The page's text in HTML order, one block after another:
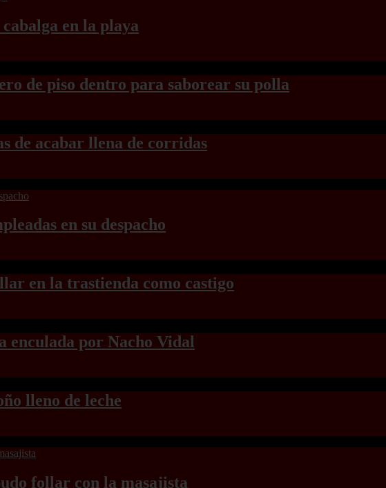
en la playa
de piso dentro para saborear su polla
de acabar llena de corridas
en su despacho
en la trastienda como castigo
enculada por Nacho Vidal
lleno de leche
follar con la masajista